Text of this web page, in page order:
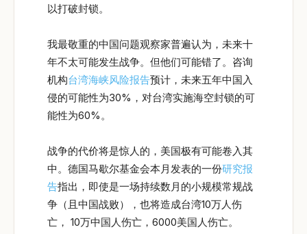
以打破封锁。
我最敬重的中国问题观察家普遍认为，未来十
年不太可能发生战争。但他们可能错了。咨询
机构台湾海峡风险报告预计，未来五年中国入
侵的可能性为30%，对台湾实施海空封锁的可
能性为60%。
战争的代价将是惊人的，美国极有可能卷入其
中。德国马歇尔基金会本月发表的一份研究报
告指出，即使是一场持续数月的小规模常规战
争（且中国战败），也将造成台湾10万人伤
亡， 10万中国人伤亡，6000美国人伤亡。